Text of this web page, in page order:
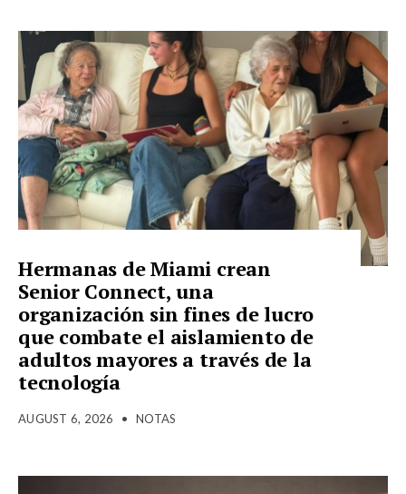
Hermanas de Miami crean
Senior Connect, una
organización sin fines de lucro
que combate el aislamiento de
adultos mayores a través de la
tecnología
AUGUST 6, 2026 • NOTAS